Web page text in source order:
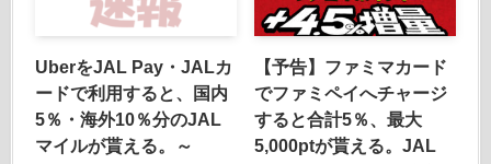
UberをJAL Pay・JALカ
ードで利用すると、国内
5％・海外10％分のJAL
マイルが貰える。～
【予告】ファミマカード
でファミペイへチャージ
すると合計5％、最大
5,000ptが貰える。JAL